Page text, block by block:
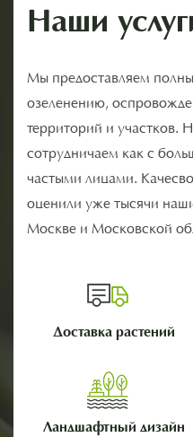
Наши
Мы предоставляем
озеленению,
территорий и участков.
сотрудничаем как с
частыми лицами.
оценили уже тысячи
Москве и Московской
Доставка растений
Ландшафтный дизайн